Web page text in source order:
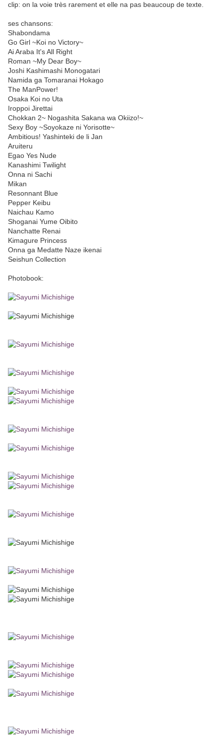
clip: on la voie très rarement et elle na pas beaucoup de texte.
ses chansons:
Shabondama
Go Girl ~Koi no Victory~
Ai Araba It's All Right
Roman ~My Dear Boy~
Joshi Kashimashi Monogatari
Namida ga Tomaranai Hokago
The ManPower!
Osaka Koi no Uta
Iroppoi Jirettai
Chokkan 2~ Nogashita Sakana wa Okiizo!~
Sexy Boy ~Soyokaze ni Yorisotte~
Ambitious! Yashinteki de li Jan
Aruiteru
Egao Yes Nude
Kanashimi Twilight
Onna ni Sachi
Mikan
Resonnant Blue
Pepper Keibu
Naichau Kamo
Shoganai Yume Oibito
Nanchatte Renai
Kimagure Princess
Onna ga Medatte Naze ikenai
Seishun Collection
Photobook: